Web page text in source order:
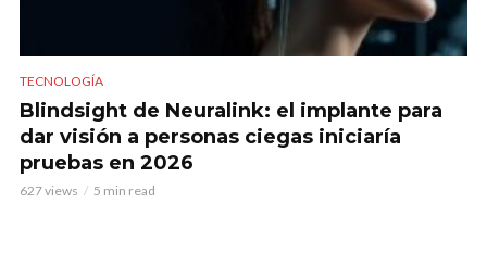
TECNOLOGÍA
Blindsight de Neuralink: el implante para
dar visión a personas ciegas iniciaría
pruebas en 2026
627 views 5 min read